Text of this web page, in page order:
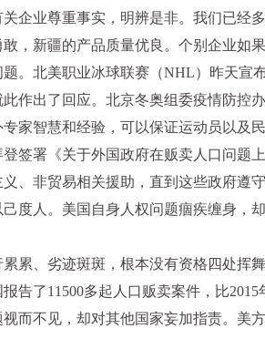
企业尊重事实，明辨是非。我们已经
，新疆的产品质量优良。个别企业如
。北美职业冰球联赛（NHL）昨天宣
作出了回应。北京冬奥组委疫情防
家智慧和经验，可以保证运动员以及民
签署《关于外国政府在贩卖人口问
、非贸易相关援助，直到这些政府遵
度人。美国自身人权问题痼疾缠身，
累、劣迹斑斑，根本没有资格四处挥
告了11500多起人口贩卖案件，比2015
而不见，却对其他国家妄加指责。